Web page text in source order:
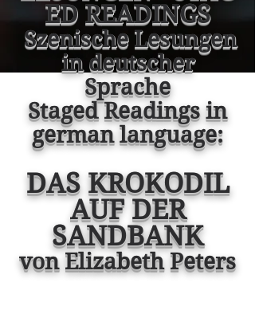
ED READINGS
Szenische Lesungen
in deutscher
Sprache
Staged Readings in
german language:
DAS KROKODIL
AUF DER
SANDBANK
von Elizabeth Peters